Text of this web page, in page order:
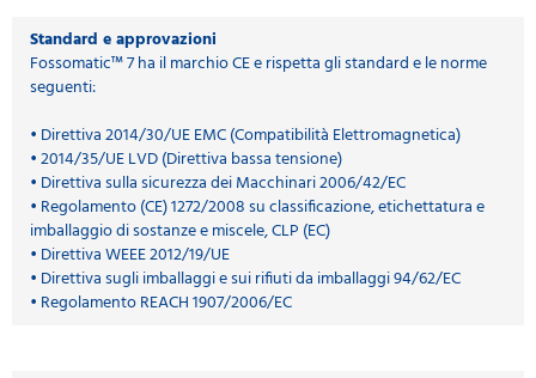
Standard e approvazioni
Fossomatic™ 7 ha il marchio CE e rispetta gli standard e le norme
seguenti:
• Direttiva 2014/30/UE EMC (Compatibilità Elettromagnetica)
• 2014/35/UE LVD (Direttiva bassa tensione)
• Direttiva sulla sicurezza dei Macchinari 2006/42/EC
• Regolamento (CE) 1272/2008 su classificazione, etichettatura e
imballaggio di sostanze e miscele, CLP (EC)
• Direttiva WEEE 2012/19/UE
• Direttiva sugli imballaggi e sui rifiuti da imballaggi 94/62/EC
• Regolamento REACH 1907/2006/EC